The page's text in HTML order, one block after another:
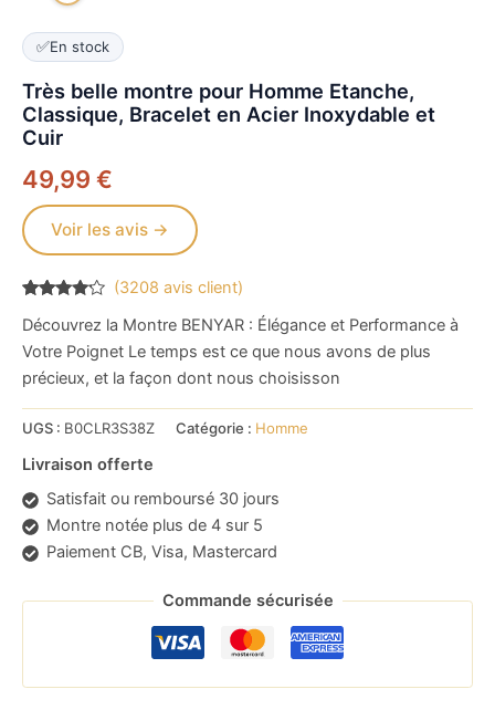
✅En stock
Très belle montre pour Homme Etanche,
Classique, Bracelet en Acier Inoxydable et
Cuir
49,99 €
Voir les avis →
sur 5
basé
sur
notations
client
(3208 avis client)
Découvrez la Montre BENYAR : Élégance et Performance à
Votre Poignet Le temps est ce que nous avons de plus
précieux, et la façon dont nous choisisson
UGS : B0CLR3S38Z Catégorie : Homme
Livraison offerte
Satisfait ou remboursé 30 jours
Montre notée plus de 4 sur 5
Paiement CB, Visa, Mastercard
Commande sécurisée